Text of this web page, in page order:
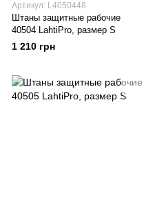
Артикул: L4050448
Штаны защитные рабочие
40504 LahtiPro, размер S
1 210 грн